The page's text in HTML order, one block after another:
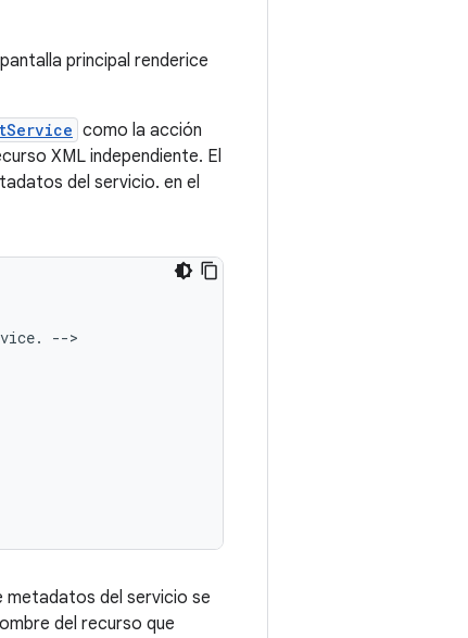
principal renderice
como la acción
XML independiente. El
del servicio. en el
metadatos del servicio se
del recurso que